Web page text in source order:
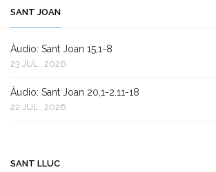
SANT JOAN
Àudio: Sant Joan 15,1-8
23 JUL., 2026
Àudio: Sant Joan 20,1-2.11-18
22 JUL., 2026
SANT LLUC